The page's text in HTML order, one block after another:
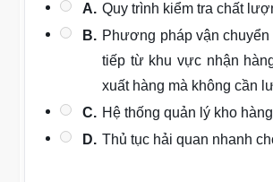
A. Quy trình kiểm tra chất
B. Phương pháp vận
tiếp từ khu vực nhận
xuất hàng mà không cần
C. Hệ thống quản lý kho
D. Thủ tục hải quan nhanh